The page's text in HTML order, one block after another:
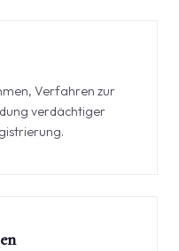
Verfahren zur
verdächtiger